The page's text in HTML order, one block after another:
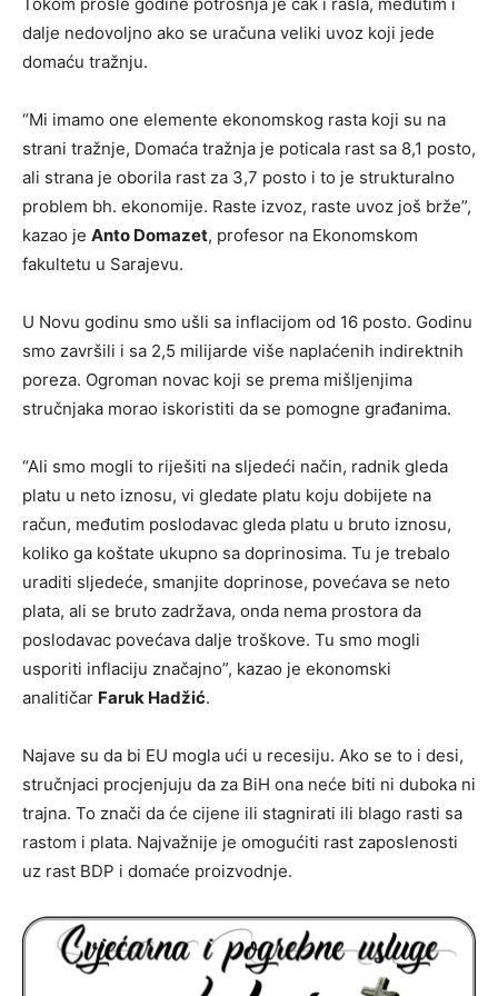
dalje nedovoljno ako se uračuna veliki uvoz koji jede
domaću tražnju.
“Mi imamo one elemente ekonomskog rasta koji su na
strani tražnje, Domaća tražnja je poticala rast sa 8,1 posto,
ali strana je oborila rast za 3,7 posto i to je strukturalno
problem bh. ekonomije. Raste izvoz, raste uvoz još brže”,
kazao je Anto Domazet, profesor na Ekonomskom
fakultetu u Sarajevu.
U Novu godinu smo ušli sa inflacijom od 16 posto. Godinu
smo završili i sa 2,5 milijarde više naplaćenih indirektnih
poreza. Ogroman novac koji se prema mišljenjima
stručnjaka morao iskoristiti da se pomogne građanima.
“Ali smo mogli to riješiti na sljedeći način, radnik gleda
platu u neto iznosu, vi gledate platu koju dobijete na
račun, međutim poslodavac gleda platu u bruto iznosu,
koliko ga koštate ukupno sa doprinosima. Tu je trebalo
uraditi sljedeće, smanjite doprinose, povećava se neto
plata, ali se bruto zadržava, onda nema prostora da
poslodavac povećava dalje troškove. Tu smo mogli
usporiti inflaciju značajno”, kazao je ekonomski
analitičar Faruk Hadžić.
Najave su da bi EU mogla ući u recesiju. Ako se to i desi,
stručnjaci procjenjuju da za BiH ona neće biti ni duboka ni
trajna. To znači da će cijene ili stagnirati ili blago rasti sa
rastom i plata. Najvažnije je omogućiti rast zaposlenosti
uz rast BDP i domaće proizvodnje.